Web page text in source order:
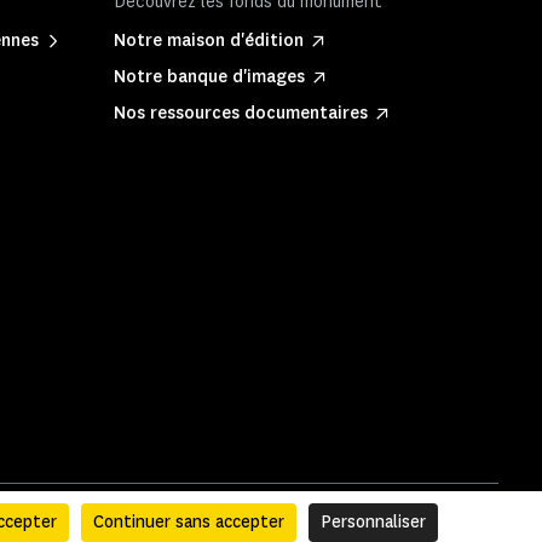
Notre maison d'édition
Notre banque d'images
Nos ressources documentaires
Continuer sans accepter Personnaliser